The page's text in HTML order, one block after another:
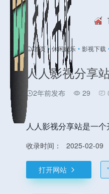
首页 • 休闲娱乐 • 影视下载
人人影视分享
2年前发布 29
人人影视分享站是一
收录时间： 2025-02-09
打开网站